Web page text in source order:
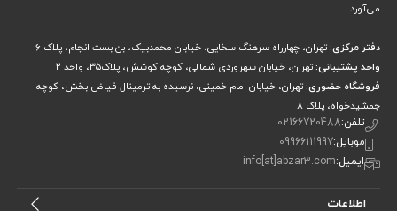
می‌آورد.
دفتر مرکزی:تهران، چهارراه سرهنگ سخایی، خیابان محمدبیک، بن بست انجام، پلاک 6
واحد پشتیبانی:تهران، خیابان سهروردی شمالی، کوچه کوشش، پلاک۳۵، واحد ۲
فروشگاه حضوری:تهران، خیابان امام خمینی، نرسیده به ترمینال فیاض بخش، کوچه
جمشیدخواه، پلاک ۸
تلفن:02166720488
موبایل:09966111997
ایمیل:info[at]abzar3.com
اطلاعات